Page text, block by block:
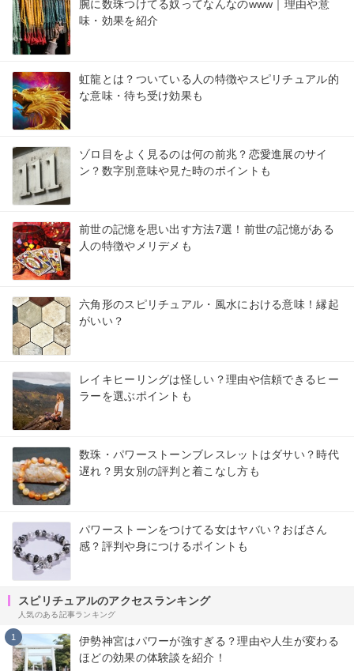
腕に数珠つけてる奴ってなんなのwww｜理由や意
味・効果を紹介
虹龍とは？ついている人の特徴やスピリチュアル的
な意味・待ち受け効果も
ゾロ目をよく見るのは何の前兆？恋愛進展のサイ
ン？数字別意味や見た時のポイントも
前世の記憶を思い出す方法7選！前世の記憶がある
人の特徴やメリデメも
六角形のスピリチュアル・風水における意味！縁起
がいい？
レイキヒーリングは怪しい？理由や信頼できるヒー
ラーを選ぶポイントも
数珠・パワーストーンブレスレットはダサい？時代
遅れ？男女別の評判と着こなし方も
パワーストーンをつけてる女はヤバい？おばさん
感？評判や身につけるポイントも
スピリチュアルのアクセスランキング
人気のある記事ランキング
1
伊勢神宮はパワーが強すぎる？理由や人生が変わる
ほどの効果の体験談を紹介！